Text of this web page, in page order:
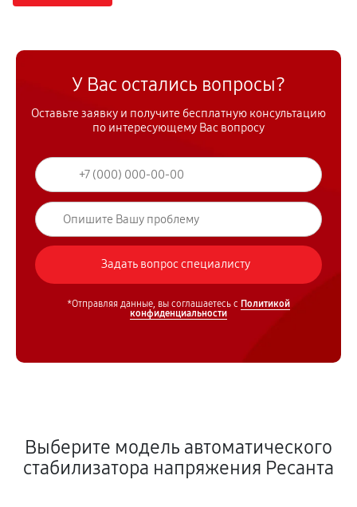
У Вас остались вопросы?
Оставьте заявку и получите бесплатную консультацию
по интересующему Вас вопросу
*Отправляя данные, вы соглашаетесь с Политикой
конфиденциальности
Выберите модель автоматического
стабилизатора напряжения Ресанта